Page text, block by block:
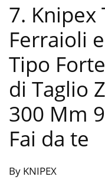
7. Knipex
Ferraioli
Tipo
di Taglio
300 Mm
Fai da te
By KNIPEX